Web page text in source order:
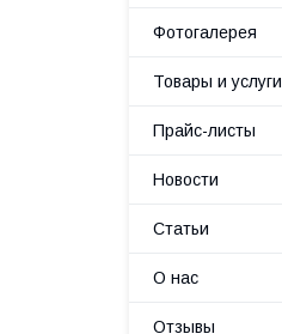
Фотогалерея
Товары и услуги
Прайс-листы
Новости
Статьи
О нас
Отзывы